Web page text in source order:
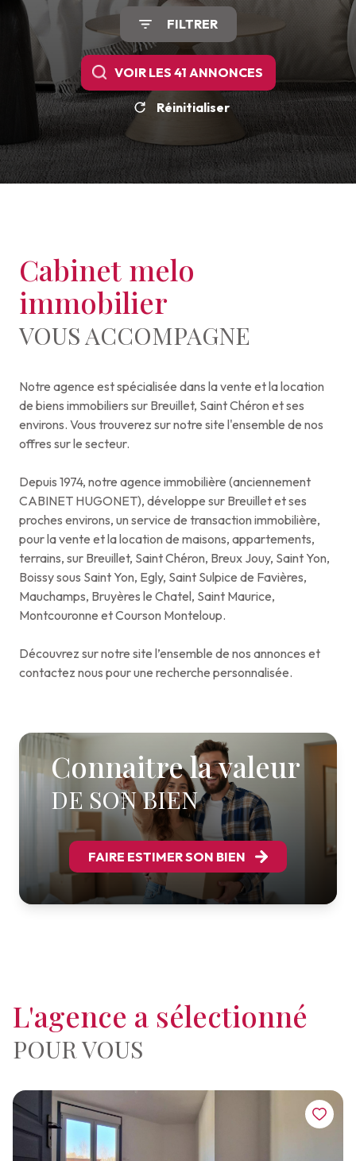
FILTRER
VOIR LES 41 ANNONCES
Réinitialiser
Connaitre la valeur
DE SON BIEN
FAIRE ESTIMER SON BIEN
Cabinet melo
immobilier
VOUS ACCOMPAGNE
Notre agence est spécialisée dans la vente et la location
de biens immobiliers sur Breuillet, Saint Chéron et ses
environs. Vous trouverez sur notre site l'ensemble de nos
offres sur le secteur.
Depuis 1974, notre agence immobilière (anciennement
CABINET HUGONET), développe sur Breuillet et ses
proches environs, un service de transaction immobilière,
pour la vente et la location de maisons, appartements,
terrains, sur Breuillet, Saint Chéron, Breux Jouy, Saint Yon,
Boissy sous Saint Yon, Egly, Saint Sulpice de Favières,
Mauchamps, Bruyères le Chatel, Saint Maurice,
Montcouronne et Courson Monteloup.
Découvrez sur notre site l’ensemble de nos annonces et
contactez nous pour une recherche personnalisée.
L'agence a sélectionné
POUR VOUS